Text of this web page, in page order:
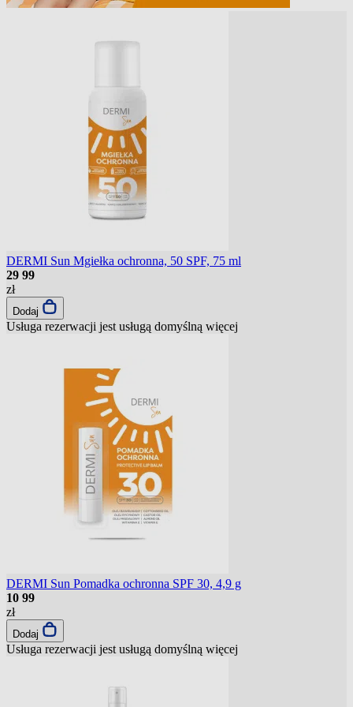
DERMI Sun Mgiełka ochronna, 50 SPF, 75 ml
29 99
zł
Dodaj
Usługa rezerwacji jest usługą domyślną więcej
DERMI Sun Pomadka ochronna SPF 30, 4,9 g
10 99
zł
Dodaj
Usługa rezerwacji jest usługą domyślną więcej